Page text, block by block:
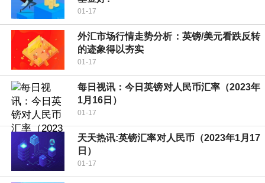
01-17
外汇市场行情走势分析：英镑/美元看跌反转
的迹象得以夯实
01-17
每日视讯：今日英镑对人民币汇率（2023年
1月16日）
01-17
天天热讯:英镑汇率对人民币（2023年1月17
日）
01-17